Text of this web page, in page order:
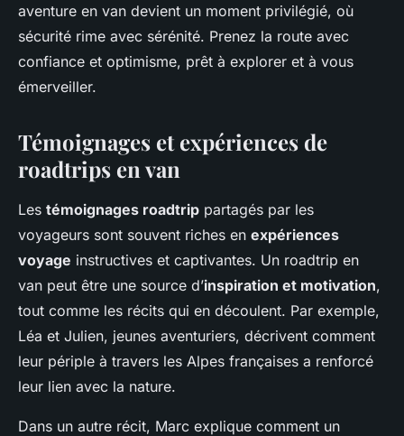
aventure en van devient un moment privilégié, où
sécurité rime avec sérénité. Prenez la route avec
confiance et optimisme, prêt à explorer et à vous
émerveiller.
Témoignages et expériences de
roadtrips en van
Les témoignages roadtrip partagés par les
voyageurs sont souvent riches en expériences
voyage instructives et captivantes. Un roadtrip en
van peut être une source d’inspiration et motivation,
tout comme les récits qui en découlent. Par exemple,
Léa et Julien, jeunes aventuriers, décrivent comment
leur périple à travers les Alpes françaises a renforcé
leur lien avec la nature.
Dans un autre récit, Marc explique comment un